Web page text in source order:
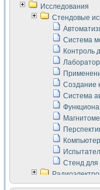
Исследования
Стендовые
Система
Контроль
Создание
Система
Стенд для
LabVIEW